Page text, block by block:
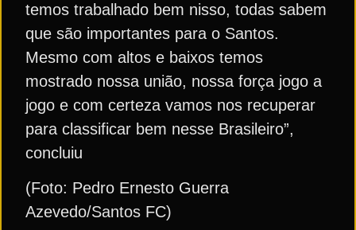
temos trabalhado bem nisso, todas sabem
que são importantes para o Santos.
Mesmo com altos e baixos temos
mostrado nossa união, nossa força jogo a
jogo e com certeza vamos nos recuperar
para classificar bem nesse Brasileiro”,
concluiu
(Foto: Pedro Ernesto Guerra
Azevedo/Santos FC)